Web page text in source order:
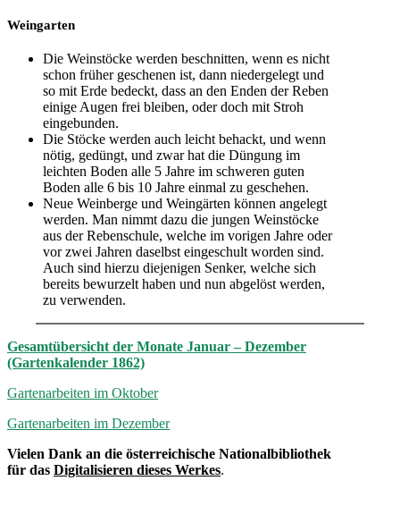
Weingarten
Die Weinstöcke werden beschnitten, wenn es nicht
schon früher geschenen ist, dann niedergelegt und
so mit Erde bedeckt, dass an den Enden der Reben
einige Augen frei bleiben, oder doch mit Stroh
eingebunden.
Die Stöcke werden auch leicht behackt, und wenn
nötig, gedüngt, und zwar hat die Düngung im
leichten Boden alle 5 Jahre im schweren guten
Boden alle 6 bis 10 Jahre einmal zu geschehen.
Neue Weinberge und Weingärten können angelegt
werden. Man nimmt dazu die jungen Weinstöcke
aus der Rebenschule, welche im vorigen Jahre oder
vor zwei Jahren daselbst eingeschult worden sind.
Auch sind hierzu diejenigen Senker, welche sich
bereits bewurzelt haben und nun abgelöst werden,
zu verwenden.
Gesamtübersicht der Monate Januar – Dezember
(Gartenkalender 1862)
Gartenarbeiten im Oktober
Gartenarbeiten im Dezember
Vielen Dank an die österreichische Nationalbibliothek
für das Digitalisieren dieses Werkes.